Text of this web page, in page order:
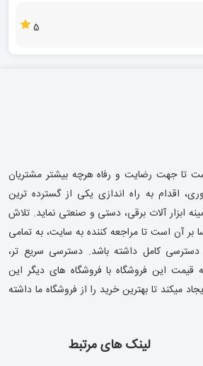
5
تا جهت رضایت و رفاه هرچه بیشتر مشتریان
اقدام به راه اندازی یکی از گسترده ترین
ابزار آلات برقی، دستی و صنعتی نماید. تلاش
بر آن است تا مراجعه کننده به سایت، به تمامی
دسترسی کامل داشته باشد. دسترسی سریع تر،
قیمت این فروشگاه با فروشگاه های دیگر این
میکند تا بهترین خرید را از فروشگاه ما داشته
لینک های مرتبط